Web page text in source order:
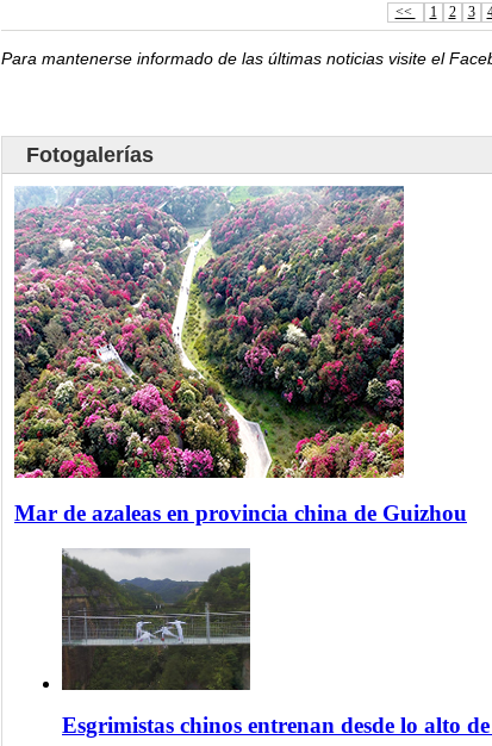
<< 1 2 3
Para mantenerse informado de las últimas noticias visite el
Fotogalerías
Mar de azaleas en provincia china de Guizhou
Esgrimistas chinos entrenan desde lo alto